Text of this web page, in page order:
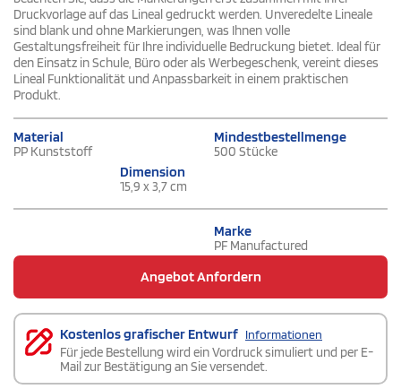
Druckvorlage auf das Lineal gedruckt werden. Unveredelte Lineale
sind blank und ohne Markierungen, was Ihnen volle
Gestaltungsfreiheit für Ihre individuelle Bedruckung bietet. Ideal für
den Einsatz in Schule, Büro oder als Werbegeschenk, vereint dieses
Lineal Funktionalität und Anpassbarkeit in einem praktischen
Produkt.
Material
PP Kunststoff
Mindestbestellmenge
500 Stücke
Dimension
15,9 x 3,7 cm
Marke
PF Manufactured
Angebot Anfordern
Kostenlos grafischer Entwurf Informationen
Für jede Bestellung wird ein Vordruck simuliert und per E-
Mail zur Bestätigung an Sie versendet.